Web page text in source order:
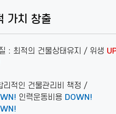
가치 창출
: 최적의 건물상태유지 / 위생
리적인 건물관리비 책정 /
인력운동비용 DOWN!